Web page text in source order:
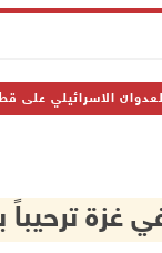
الاسرائيلي على
غزة